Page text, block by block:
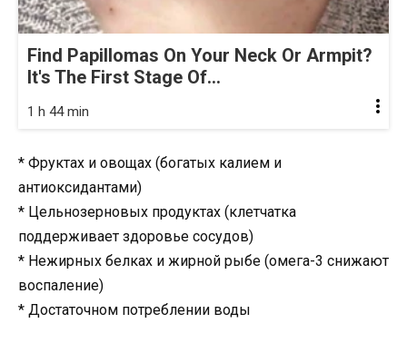
Find Papillomas On Your Neck Or Armpit?
It's The First Stage Of...
1 h 44 min
* Фруктах и овощах (богатых калием и
антиоксидантами)
* Цельнозерновых продуктах (клетчатка
поддерживает здоровье сосудов)
* Нежирных белках и жирной рыбе (омега-3 снижают
воспаление)
* Достаточном потреблении воды